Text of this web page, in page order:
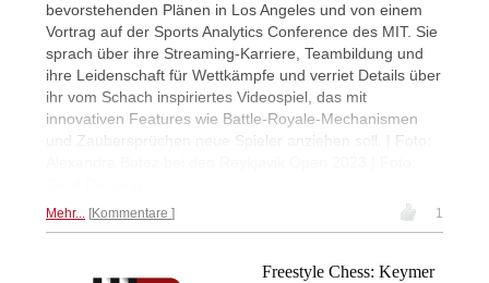
bevorstehenden Plänen in Los Angeles und von einem
Vortrag auf der Sports Analytics Conference des MIT. Sie
sprach über ihre Streaming-Karriere, Teambildung und
ihre Leidenschaft für Wettkämpfe und verriet Details über
ihr vom Schach inspiriertes Videospiel, das mit
innovativen Features wie Battle-Royale-Mechanismen
und Zaubersprüchen neue Spieler anziehen soll. | Foto:
Mehr... Kommentare 1
Freestyle Chess: Keymer